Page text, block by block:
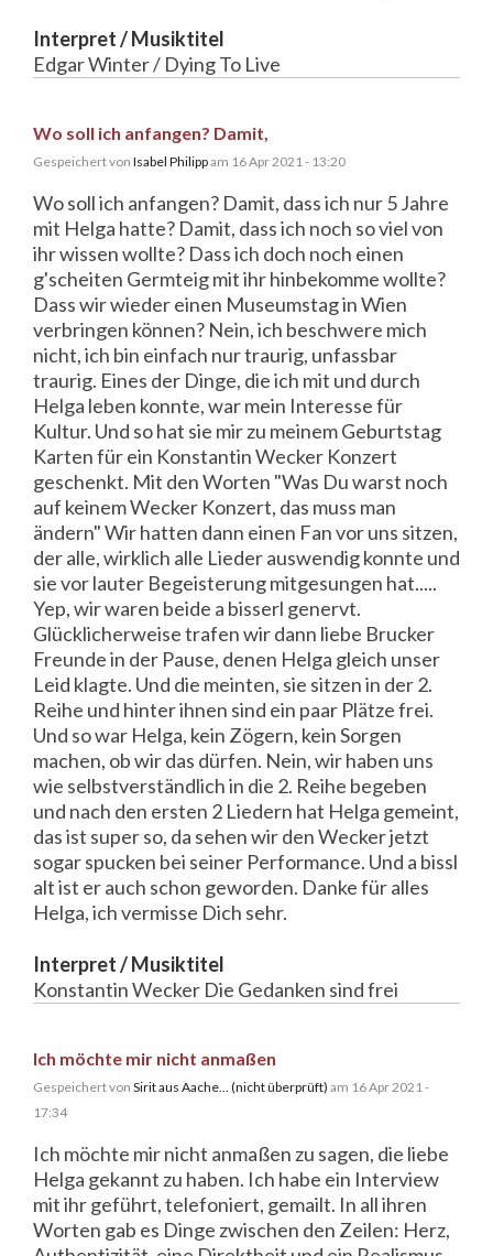
Interpret / Musiktitel
Edgar Winter / Dying To Live
Wo soll ich anfangen? Damit,
Gespeichert von Isabel Philippam 16 Apr 2021 - 13:20
Wo soll ich anfangen? Damit, dass ich nur 5 Jahre
mit Helga hatte? Damit, dass ich noch so viel von
ihr wissen wollte? Dass ich doch noch einen
g'scheiten Germteig mit ihr hinbekomme wollte?
Dass wir wieder einen Museumstag in Wien
verbringen können? Nein, ich beschwere mich
nicht, ich bin einfach nur traurig, unfassbar
traurig. Eines der Dinge, die ich mit und durch
Helga leben konnte, war mein Interesse für
Kultur. Und so hat sie mir zu meinem Geburtstag
Karten für ein Konstantin Wecker Konzert
geschenkt. Mit den Worten "Was Du warst noch
auf keinem Wecker Konzert, das muss man
ändern" Wir hatten dann einen Fan vor uns sitzen,
der alle, wirklich alle Lieder auswendig konnte und
sie vor lauter Begeisterung mitgesungen hat.....
Yep, wir waren beide a bisserl genervt.
Glücklicherweise trafen wir dann liebe Brucker
Freunde in der Pause, denen Helga gleich unser
Leid klagte. Und die meinten, sie sitzen in der 2.
Reihe und hinter ihnen sind ein paar Plätze frei.
Und so war Helga, kein Zögern, kein Sorgen
machen, ob wir das dürfen. Nein, wir haben uns
wie selbstverständlich in die 2. Reihe begeben
und nach den ersten 2 Liedern hat Helga gemeint,
das ist super so, da sehen wir den Wecker jetzt
sogar spucken bei seiner Performance. Und a bissl
alt ist er auch schon geworden. Danke für alles
Helga, ich vermisse Dich sehr.
Interpret / Musiktitel
Konstantin Wecker Die Gedanken sind frei
Ich möchte mir nicht anmaßen
Gespeichert von Sirit aus Aache... (nicht überprüft) am 16 Apr 2021 -
17:34
Ich möchte mir nicht anmaßen zu sagen, die liebe
Helga gekannt zu haben. Ich habe ein Interview
mit ihr geführt, telefoniert, gemailt. In all ihren
Worten gab es Dinge zwischen den Zeilen: Herz,